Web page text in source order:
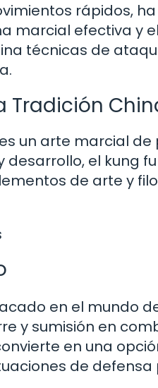
rápidos,
marcial efectiva y
técnicas de
Tradición
un arte marcial
el kung
de arte y
en el mundo
y sumisión en
en una
de